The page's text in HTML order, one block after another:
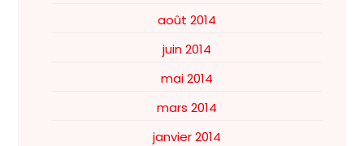
août 2014
juin 2014
mai 2014
mars 2014
janvier 2014